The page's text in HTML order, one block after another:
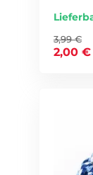
3,99 €
2,00 €